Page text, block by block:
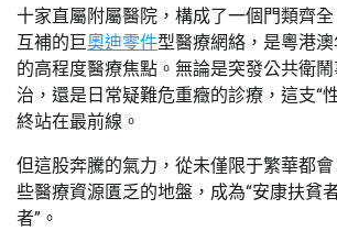
十家直屬附屬醫院，構成了一個門類齊
互補的巨奧迪零件型醫療網絡，是粵港
的高程度醫療焦點。無論是突發公共衛
治，還是日常疑難危重癥的診療，這支“
終站在最前線。
但這股奔騰的氣力，從未僅限于繁華都
些醫療資源匱乏的地盤，成為“安康扶貧
者”。